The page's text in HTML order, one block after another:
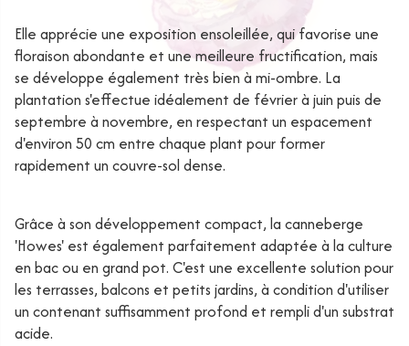
Elle apprécie une exposition ensoleillée, qui favorise une
floraison abondante et une meilleure fructification, mais
se développe également très bien à mi-ombre. La
plantation s'effectue idéalement de février à juin puis de
septembre à novembre, en respectant un espacement
d'environ 50 cm entre chaque plant pour former
rapidement un couvre-sol dense.
Grâce à son développement compact, la canneberge
'Howes' est également parfaitement adaptée à la culture
en bac ou en grand pot. C'est une excellente solution pour
les terrasses, balcons et petits jardins, à condition d'utiliser
un contenant suffisamment profond et rempli d'un substrat
acide.